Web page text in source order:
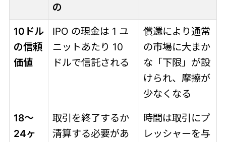
の
10ドル
の信頼
価値
IPO の現金は 1 ユ
ニットあたり 10
ドルで信託される
償還により通常
の市場に大まか
な「下限」が設
けられ、摩擦が
少なくなる
18～
24ヶ
取引を終了するか
清算する必要があ
時間は取引にプ
レッシャーを与